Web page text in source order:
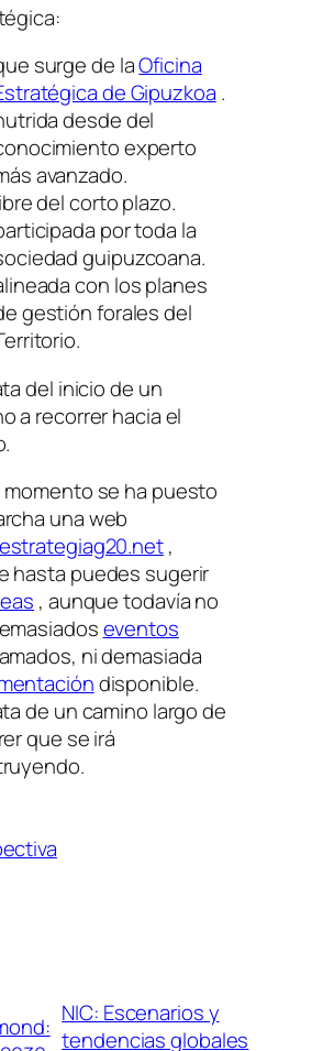
surge de laOficina
de Gipuzkoa .
desde del
experto
avanzado.
del corto plazo.
por toda la
guipuzcoana.
con los planes
gestión forales del
del inicio de un
a recorrer hacia el
momento se ha puesto
una web
,
hasta puedes sugerir
, aunque todavía no
eventos
ni demasiada
disponible.
de un camino largo de
que se irá
NIC: Escenarios y
tendencias globales